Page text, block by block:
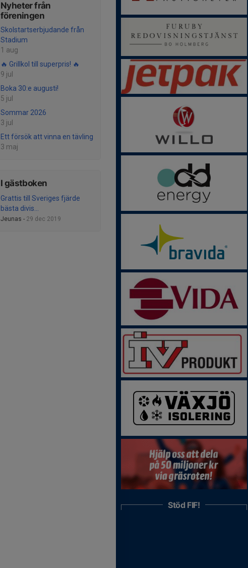
Nyheter från
föreningen
Skolstartserbjudande från
Stadium
1 aug
🔥 Grillkol till superpris! 🔥
9 jul
Boka 30:e augusti!
5 jul
Sommar 2026
3 jul
Ett försök att vinna en tävling
3 maj
I gästboken
Grattis till Sveriges fjärde
bästa divis...
Jeunas - 29 dec 2019
Stöd FIF!